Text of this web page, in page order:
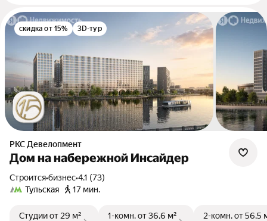
скидка от 15% 3D-тур
РКС Девелопмент
Дом на набережной Инсайдер
Строится•бизнес•4.1 (73)
Тульская
17 мин.
Студииот 29 м²
1-комн.от 36,6 м²
2-комн.от 56,5